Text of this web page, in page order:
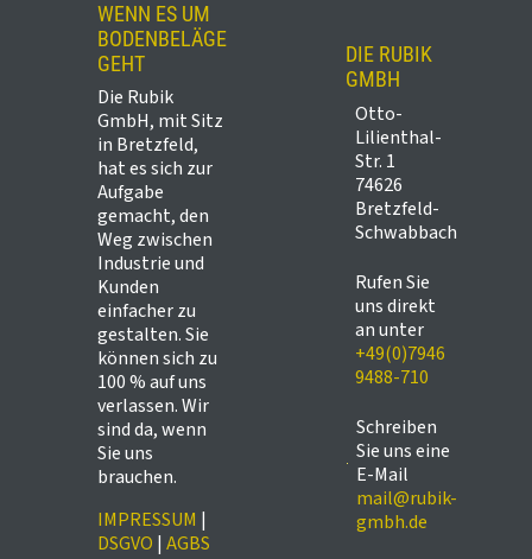
WENN ES UM
BODENBELÄGE
GEHT
Die Rubik
GmbH, mit Sitz
in Bretzfeld,
hat es sich zur
Aufgabe
gemacht, den
Weg zwischen
Industrie und
Kunden
einfacher zu
gestalten. Sie
können sich zu
100 % auf uns
verlassen. Wir
sind da, wenn
Sie uns
brauchen.
IMPRESSUM |
DSGVO | AGBS
DIE RUBIK
GMBH
Otto-
Lilienthal-
Str. 1
74626
Bretzfeld-
Schwabbach
Rufen Sie
uns direkt
an unter
+49(0)7946
9488-710
Schreiben
Sie uns eine
E-Mail
mail@rubik-
gmbh.de